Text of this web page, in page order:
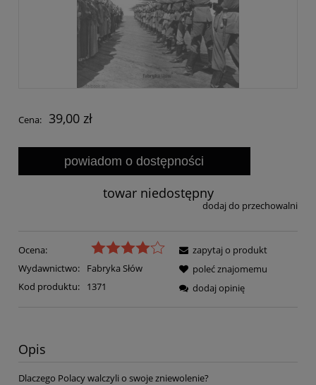
Cena: 39,00 zł
powiadom o dostępności
towar niedostępny
dodaj do przechowalni
Ocena:
Wydawnictwo:
Fabryka Słów
Kod produktu:
1371
zapytaj o produkt
poleć znajomemu
dodaj opinię
Opis
Dlaczego Polacy walczyli o swoje zniewolenie?